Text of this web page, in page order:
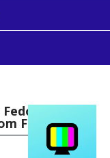
Debian
Flatpak